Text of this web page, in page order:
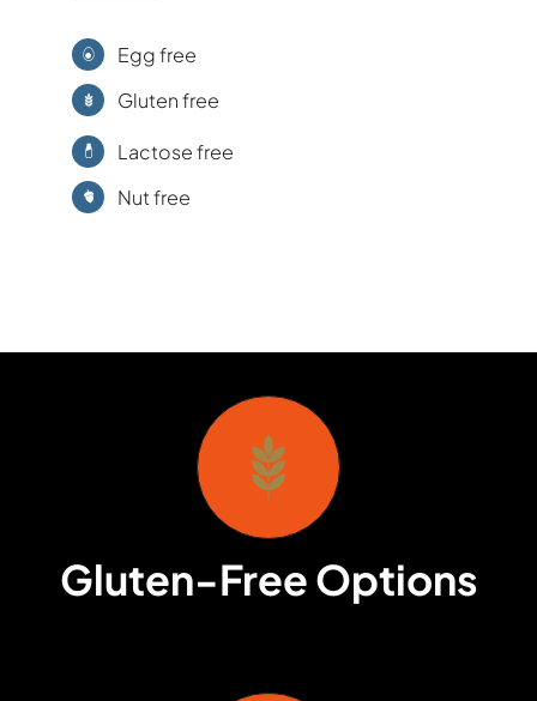
Egg free
Gluten free
Lactose free
Nut free
Gluten-Free Options